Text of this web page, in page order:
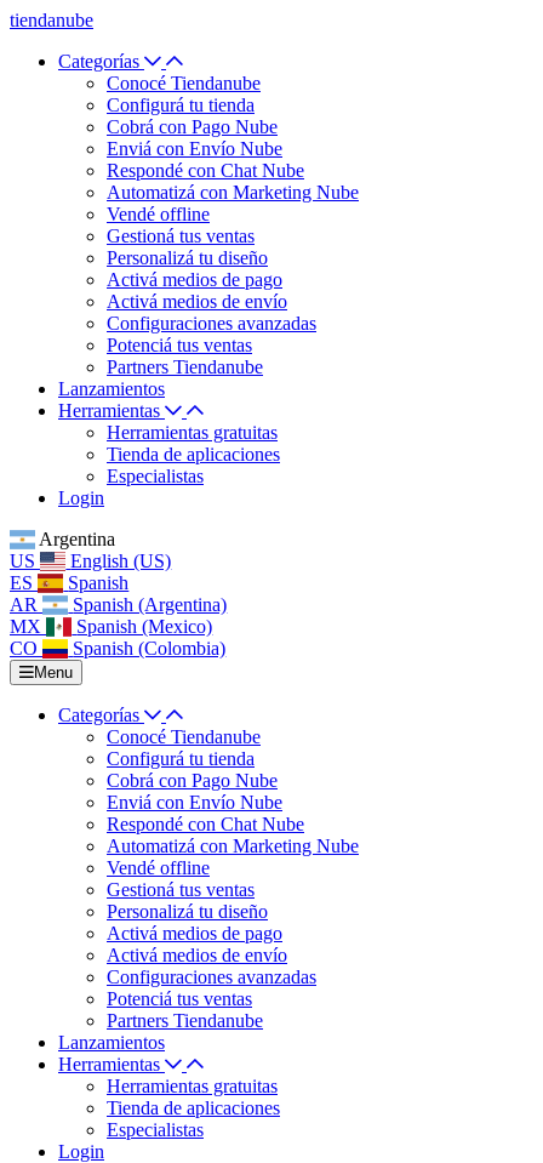
tiendanube
Categorías
Conocé Tiendanube
Configurá tu tienda
Cobrá con Pago Nube
Enviá con Envío Nube
Respondé con Chat Nube
Automatizá con Marketing Nube
Vendé offline
Gestioná tus ventas
Personalizá tu diseño
Activá medios de pago
Activá medios de envío
Configuraciones avanzadas
Potenciá tus ventas
Partners Tiendanube
Lanzamientos
Herramientas
Herramientas gratuitas
Tienda de aplicaciones
Especialistas
Login
Argentina
US
English (US)
ES
Spanish
AR
Spanish (Argentina)
MX
Spanish (Mexico)
CO
Spanish (Colombia)
Menu
Categorías
Conocé Tiendanube
Configurá tu tienda
Cobrá con Pago Nube
Enviá con Envío Nube
Respondé con Chat Nube
Automatizá con Marketing Nube
Vendé offline
Gestioná tus ventas
Personalizá tu diseño
Activá medios de pago
Activá medios de envío
Configuraciones avanzadas
Potenciá tus ventas
Partners Tiendanube
Lanzamientos
Herramientas
Herramientas gratuitas
Tienda de aplicaciones
Especialistas
Login